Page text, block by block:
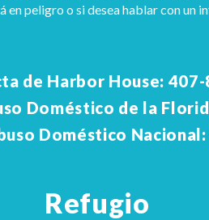
peligro o si desea hablar con un
de Harbor House:
Doméstico de la
Doméstico
Refugio